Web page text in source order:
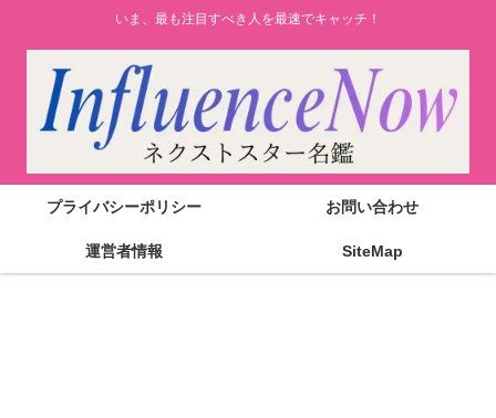
いま、最も注目すべき人を最速でキャッチ！
プライバシーポリシー お問い合わせ
運営者情報 SiteMap